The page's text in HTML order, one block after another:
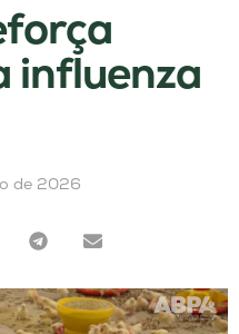
influenza
de 2026